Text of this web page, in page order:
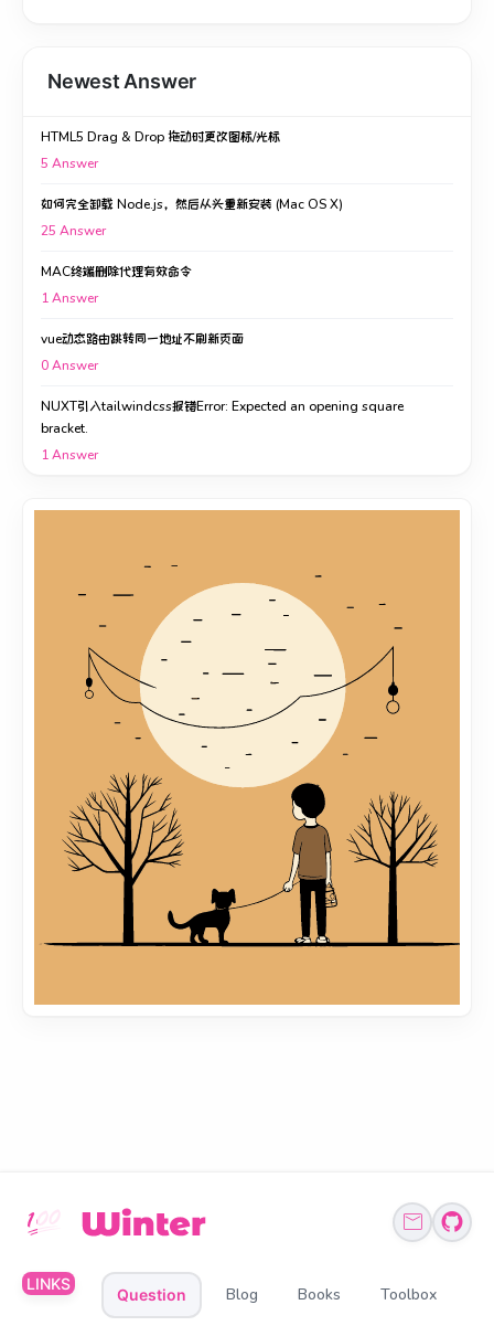
Newest Answer
HTML5 Drag & Drop 拖动时更改图标/光标
5 Answer
如何完全卸载 Node.js，然后从头重新安装 (Mac OS X)
25 Answer
MAC终端删除代理有效命令
1Answer
vue动态路由跳转同一地址不刷新页面
0Answer
NUXT引入tailwindcss报错Error: Expected an opening square
bracket.
1Answer
LINKS
Question Blog Books Toolbox